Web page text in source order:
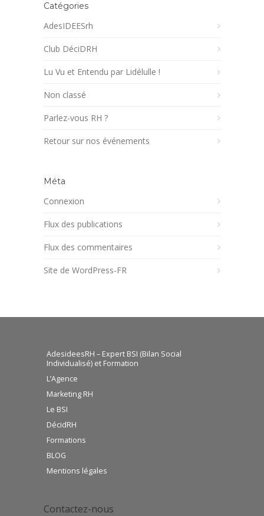
Catégories
AdesIDEESrh
Club DéciDRH
Lu Vu et Entendu par Lidélulle !
Non classé
Parlez-vous RH ?
Retour sur nos événements
Méta
Connexion
Flux des publications
Flux des commentaires
Site de WordPress-FR
AdesideesRH – Expert BSI (Bilan Social
Individualisé) et Formation
L’Agence
Marketing RH
Le BSI
DécidRH
Formations
BLOG
Mentions légales
Contactez-nous